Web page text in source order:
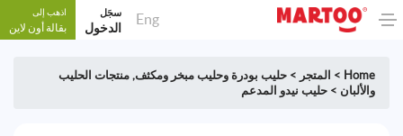
Eng سجَل
الدخول
اذهب إلى
بقالة أون لاين
Home
> المتجر > حليب بودرة وحليب مبخر ومكثف, منتجات الحليب
والألبان > حليب نيدو المدعم